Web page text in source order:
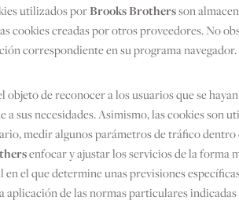
utilizados porBrooks Brothersson
cookies creadas por otros proveedores. No
correspondiente en su programa navegador.
objeto de reconocer a los usuarios que se
sus necesidades. Asimismo, las cookies son
medir algunos parámetros de tráfico
enfocar y ajustar los servicios de la forma
el que determine unas previsiones
aplicación de las normas particulares